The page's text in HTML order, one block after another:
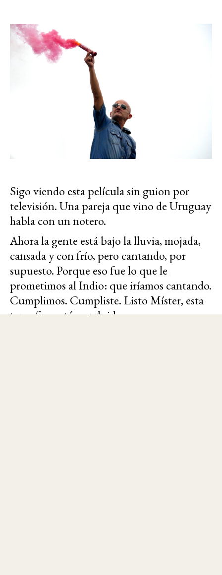
Sigo viendo esta película sin guion por
televisión. Una pareja que vino de Uruguay
habla con un notero.
Ahora la gente está bajo la lluvia, mojada,
cansada y con frío, pero cantando, por
supuesto. Porque eso fue lo que le
prometimos al Indio: que iríamos cantando.
Cumplimos. Cumpliste. Listo Míster, esta
tarea fina está concluida.